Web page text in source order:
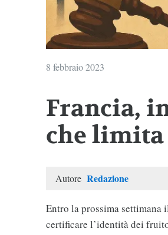
8 febbraio 2023
Francia,
che
Autore Redazione
Entro la prossima settimana
certificare l’identità dei